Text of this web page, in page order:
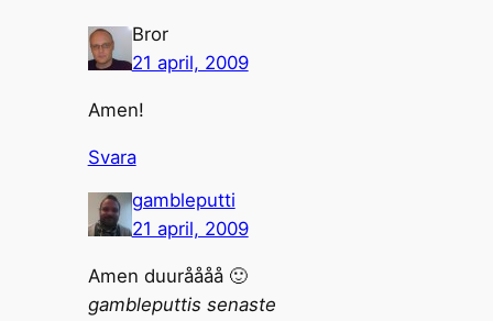
Bror
21 april, 2009
Amen!
Svara
gambleputti
21 april, 2009
Amen duuråååå 🙂
gambleputtis senaste